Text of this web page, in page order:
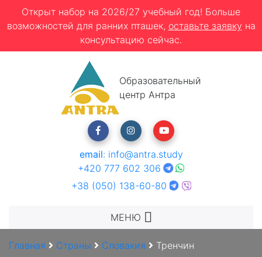
Открыт набор на 2026/27 учебный год! Больше
возможностей для ранних пташек, оставьте заявку на
консультацию сейчас.
Образовательный
центр Антра
email: info@antra.study
+420 777 602 306
+38 (050) 138-60-80
МЕНЮ
Главная Страны Словакия Тренчин